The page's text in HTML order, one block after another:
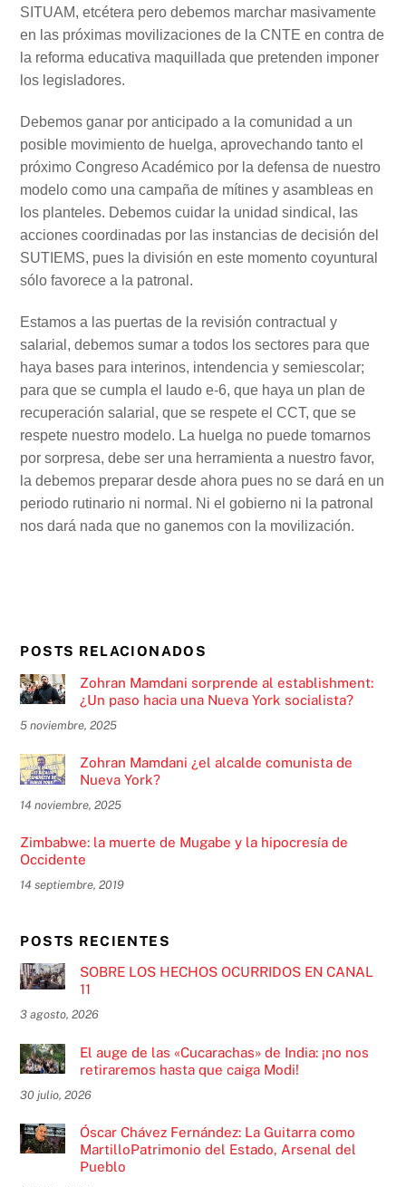
SITUAM, etcétera pero debemos marchar masivamente
en las próximas movilizaciones de la CNTE en contra de
la reforma educativa maquillada que pretenden imponer
los legisladores.
Debemos ganar por anticipado a la comunidad a un
posible movimiento de huelga, aprovechando tanto el
próximo Congreso Académico por la defensa de nuestro
modelo como una campaña de mítines y asambleas en
los planteles. Debemos cuidar la unidad sindical, las
acciones coordinadas por las instancias de decisión del
SUTIEMS, pues la división en este momento coyuntural
sólo favorece a la patronal.
Estamos a las puertas de la revisión contractual y
salarial, debemos sumar a todos los sectores para que
haya bases para interinos, intendencia y semiescolar;
para que se cumpla el laudo e-6, que haya un plan de
recuperación salarial, que se respete el CCT, que se
respete nuestro modelo. La huelga no puede tomarnos
por sorpresa, debe ser una herramienta a nuestro favor,
la debemos preparar desde ahora pues no se dará en un
periodo rutinario ni normal. Ni el gobierno ni la patronal
nos dará nada que no ganemos con la movilización.
POSTS RELACIONADOS
Zohran Mamdani sorprende al establishment:
¿Un paso hacia una Nueva York socialista?
5 noviembre, 2025
Zohran Mamdani ¿el alcalde comunista de
Nueva York?
14 noviembre, 2025
Zimbabwe: la muerte de Mugabe y la hipocresía de
Occidente
14 septiembre, 2019
POSTS RECIENTES
SOBRE LOS HECHOS OCURRIDOS EN CANAL
11
3 agosto, 2026
El auge de las «Cucarachas» de India: ¡no nos
retiraremos hasta que caiga Modi!
30 julio, 2026
Óscar Chávez Fernández: La Guitarra como
MartilloPatrimonio del Estado, Arsenal del
Pueblo